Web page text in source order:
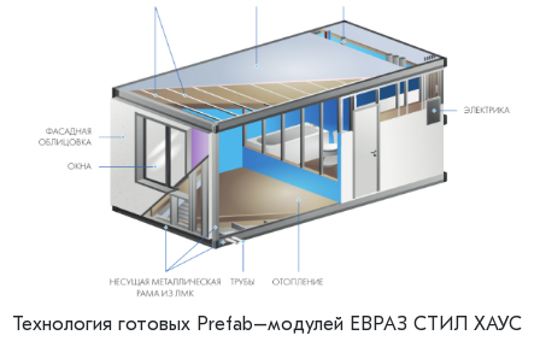
Технология готовых Prefab–модулей ЕВРАЗ СТИЛ ХАУС